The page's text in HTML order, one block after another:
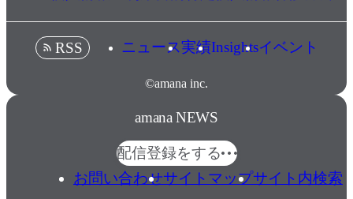
©amana inc.
RSS ニュース実績Insightsイベント
amana NEWS
配信登録をする
お問い合わせサイトマップサイト内検索